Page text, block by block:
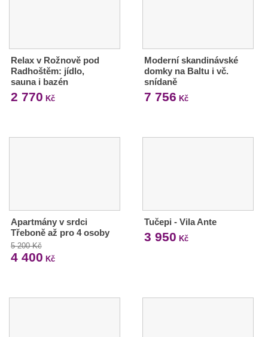
Relax v Rožnově pod
Radhoštěm: jídlo,
sauna i bazén
2 770 Kč
Moderní skandinávské
domky na Baltu i vč.
snídaně
7 756 Kč
Apartmány v srdci
Třeboně až pro 4 osoby
5 200 Kč
4 400 Kč
Tučepi - Vila Ante
3 950 Kč